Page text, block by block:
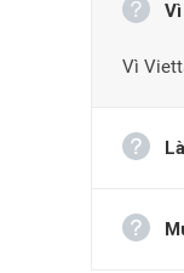
Đây là
Những
Vì